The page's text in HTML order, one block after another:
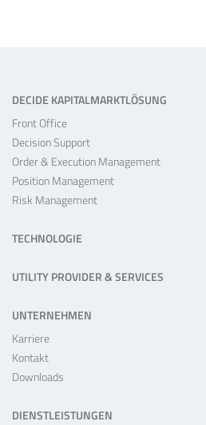
DECIDE KAPITALMARKTLÖSUNG
Front Office
Decision Support
Order & Execution Management
Position Management
Risk Management
TECHNOLOGIE
UTILITY PROVIDER & SERVICES
UNTERNEHMEN
Karriere
Kontakt
Downloads
DIENSTLEISTUNGEN